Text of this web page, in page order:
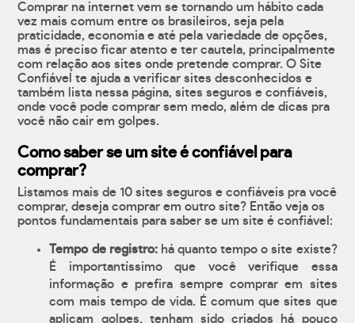
Comprar na internet vem se tornando um hábito cada
vez mais comum entre os brasileiros, seja pela
praticidade, economia e até pela variedade de opções,
mas é preciso ficar atento e ter cautela, principalmente
com relação aos sites onde pretende comprar. O Site
Confiável te ajuda a verificar sites desconhecidos e
também lista nessa página, sites seguros e confiáveis,
onde você pode comprar sem medo, além de dicas pra
você não cair em golpes.
Como saber se um site é confiável para
comprar?
Listamos mais de 10 sites seguros e confiáveis pra você
comprar, deseja comprar em outro site? Então veja os
pontos fundamentais para saber se um site é confiável:
Tempo de registro:há quanto tempo o site existe?
É importantíssimo que você verifique essa
informação e prefira sempre comprar em sites
com mais tempo de vida. É comum que sites que
aplicam golpes, tenham sido criados há pouco